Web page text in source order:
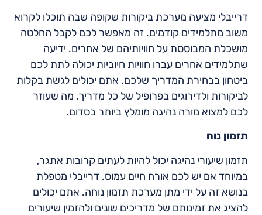
דרייבלי מציעה מערכת ביקורות שקופה שבה תוכלו לקרוא
משוב מתלמידים קודמים. זה מאפשר לכם לקבל החלטה
מושכלת המבוססת על חוויותיהם של אחרים. ידיעה
שתלמידים אחרים עברו חוויות חיוביות יכולה לתת לכם
ביטחון בבחירת המדריך שלכם. אתם יכולים לגשת בקלות
לביקורות ולדירוגים בפרופיל של כל מדריך, מה שעוזר
לכם למצוא מורה נהיגה מומלץ ביותר בסדום.
תזמון נוח
תזמון שיעורי נהיגה יכול להיות לעתים קרובות אתגר,
במיוחד אם יש לכם אורח חיים עמוס. דרייבלי מטפלת
בנושא זה על ידי מתן מערכת תזמון נוחה. אתם יכולים
להציג את זמינותם של מדריכים שונים ולהזמין שיעורים